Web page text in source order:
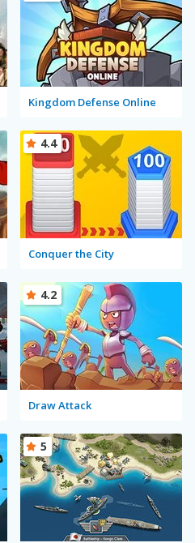
Kingdom Defense Online
Conquer the City
4.4
Draw Attack
4.2
5